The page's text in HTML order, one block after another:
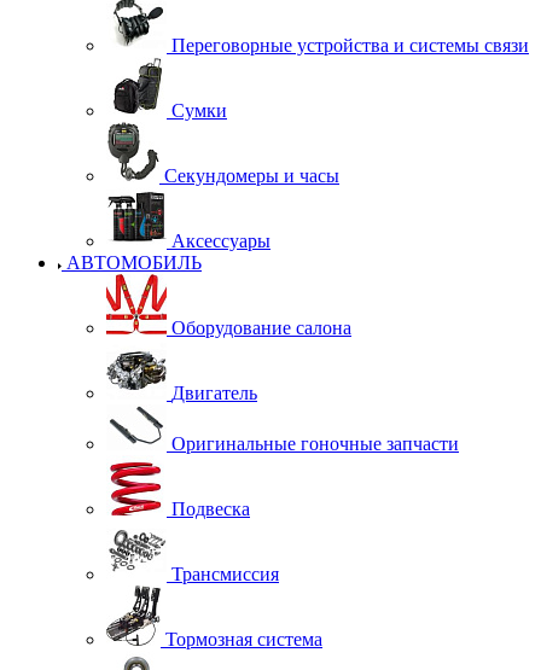
Переговорные устройства и системы связи
Сумки
Секундомеры и часы
Аксессуары
АВТОМОБИЛЬ
Оборудование салона
Двигатель
Оригинальные гоночные запчасти
Подвеска
Трансмиссия
Тормозная система